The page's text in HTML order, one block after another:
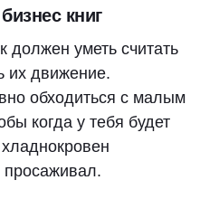
книг
должен уметь считать
их движение.
обходиться с малым
когда у тебя будет